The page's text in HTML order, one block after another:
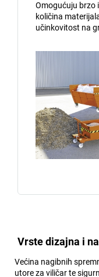
Omogućuju brzo
količina
učinkovitost na
Vrste dizajna i
Većina nagibnih
utore za viličar te